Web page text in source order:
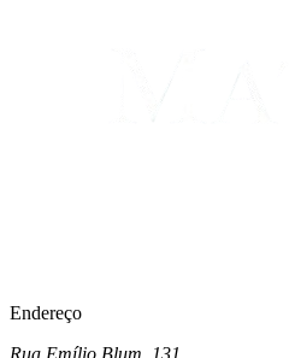
Endereço
Rua Emílio Blum, 131